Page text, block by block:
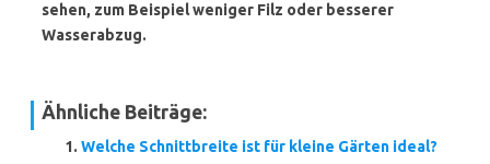
sehen, zum Beispiel weniger Filz oder besserer
Wasserabzug.
Ähnliche Beiträge:
Welche Schnittbreite ist für kleine Gärten ideal?